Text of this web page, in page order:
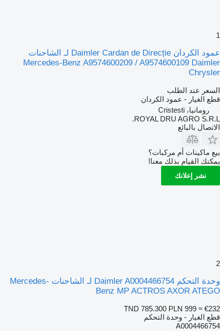
1
عمود الكردان Daimler Cardan de Direcție لـ الشاحنات
Mercedes-Benz A9574600209 / A9574600109 Daimler
Chrysler
السعر عند الطلب
قطع الغيار - عمود الكردان
رومانيا، Cristesti
ROYAL DRU AGRO S.R.L.
الاتصال بالبائع
بيع ماكينات أم مركبات؟
يمكنك القيام بذلك معنا!
نشر إعلانك
2
وحدة التحكم Daimler A0004466754 لـ الشاحنات Mercedes-
Benz MP ACTROS AXOR ATEGO
TND 785.300 PLN 999 ≈ €232
قطع الغيار - وحدة التحكم
A0004466754